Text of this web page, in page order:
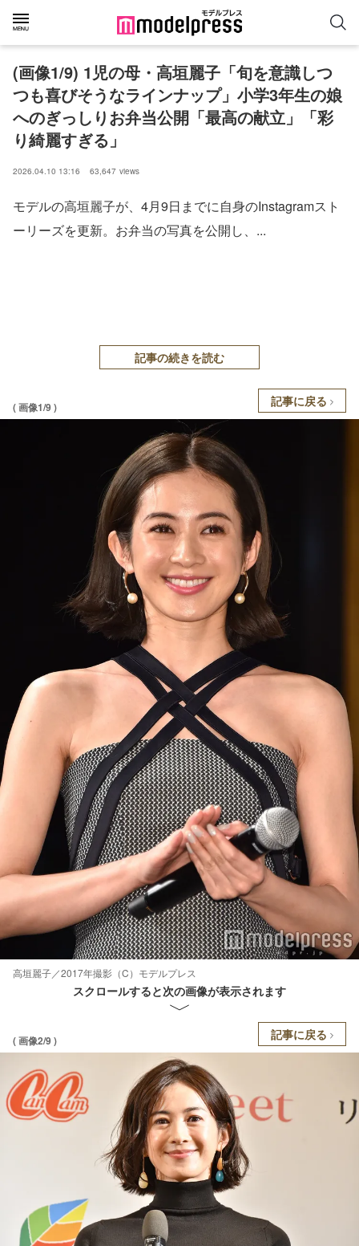
(画像1/9) 1児の母・高垣麗子「旬を意識しつ
つも喜びそうなラインナップ」小学3年生の娘
へのぎっしりお弁当公開「最高の献立」「彩
り綺麗すぎる」
2026.04.10 13:16 63,647 views
モデルの高垣麗子が、4月9日までに自身のInstagramスト
ーリーズを更新。お弁当の写真を公開し、...
記事の続きを読む
( 画像1/9 ) 記事に戻る
高垣麗子／2017年撮影（C）モデルプレス
スクロールすると次の画像が表示されます
( 画像2/9 ) 記事に戻る